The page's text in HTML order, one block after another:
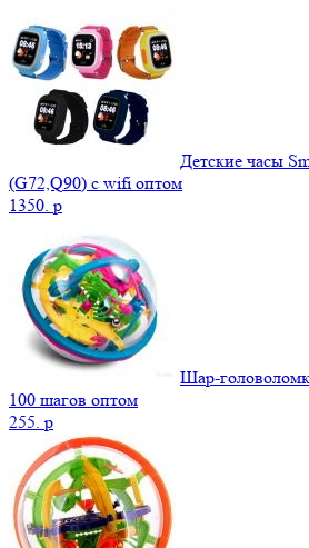
Детские часы
(G72,Q90) с wifi оптом
1350. p
Шар-
100 шагов оптом
255. p